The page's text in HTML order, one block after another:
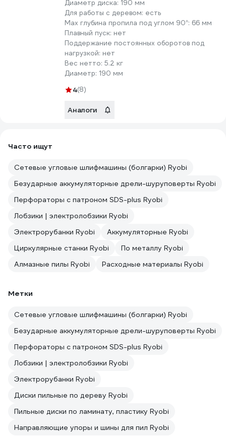
Диаметр диска: 190 мм
Для работы с деревом: есть
Max глубина пропила под углом 90°: 66 мм
Плавный пуск: нет
Поддержание постоянных оборотов под
нагрузкой: нет
Вес нетто: 5.2 кг
Диаметр: 190 мм
4(8)
Аналоги
Часто ищут
Сетевые угловые шлифмашины (болгарки) Ryobi
Безударные аккумуляторные дрели-шуруповерты Ryobi
Перфораторы с патроном SDS-plus Ryobi
Лобзики | электролобзики Ryobi
Электрорубанки Ryobi
Аккумуляторные Ryobi
Циркулярные станки Ryobi
По металлу Ryobi
Алмазные пилы Ryobi
Расходные материалы Ryobi
Метки
Сетевые угловые шлифмашины (болгарки) Ryobi
Безударные аккумуляторные дрели-шуруповерты Ryobi
Перфораторы с патроном SDS-plus Ryobi
Лобзики | электролобзики Ryobi
Электрорубанки Ryobi
Диски пильные по дереву Ryobi
Пильные диски по ламинату, пластику Ryobi
Направляющие упоры и шины для пил Ryobi